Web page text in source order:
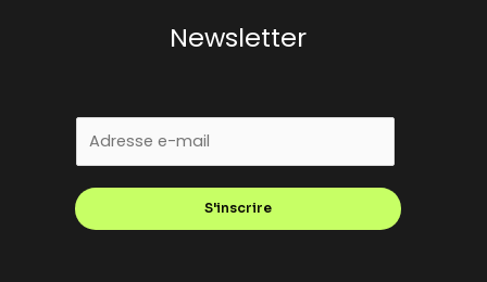
Newsletter
m
a
i
S'inscrire